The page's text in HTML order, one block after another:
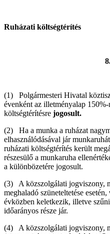
Ruházati költségtérítés
(1) Polgármesteri Hivatal
évenként az illetményalap
költségtérítésre jogosult.
(2) Ha a munka a ruházat
elhasználódásával jár
ruházati költségtérítés került
részesülő a munkaruha
a különbözetére jogosult.
(3) A közszolgálati jogviszony,
meghaladó szüneteltetése
évközben keletkezik, illetve
időarányos része jár.
(4) A közszolgálati jogviszony,